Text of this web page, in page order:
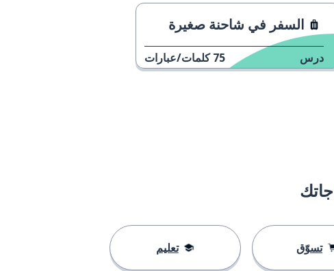
السفر في شاحنة صغيرة
درس 75 كلمات/عبارات
تسوّق تعليم